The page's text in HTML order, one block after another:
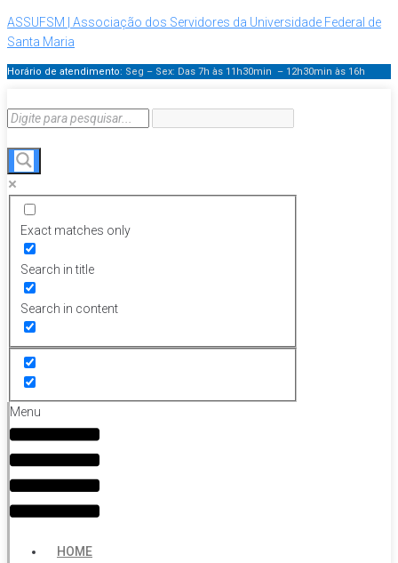
ASSUFSM | Associação dos Servidores da Universidade Federal de
Santa Maria
Horário de atendimento: Seg – Sex: Das 7h às 11h30min – 12h30min às 16h
Exact matches only
Search in title
Search in content
Menu
HOME